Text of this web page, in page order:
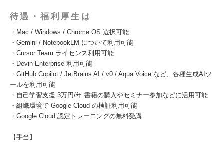
待遇・福利厚生は
・Mac / Windows / Chrome OS 選択可能
・Gemini / NotebookLM について利用可能
・Cursor Team ライセンス利用可能
・Devin Enterprise 利用可能
・GitHub Copilot / JetBrains AI / v0 / Aqua Voice など、各種生成AIツ
ールを利用可能
・自己学習支援 3万円/年 書籍の購入やセミナー参加などに活用可能
・組織環境で Google Cloud の検証利用可能
・Google Cloud 認定トレーニングの無料受講
【手当】